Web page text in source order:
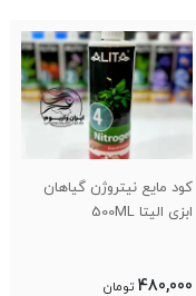
کود مایع کربن گیاهان ابزی
الیتا 500ML
480,000